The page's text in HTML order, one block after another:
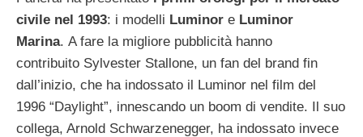
civile nel 1993: i modelli Luminor e Luminor
Marina. A fare la migliore pubblicità hanno
contribuito Sylvester Stallone, un fan del brand fin
dall’inizio, che ha indossato il Luminor nel film del
1996 “Daylight”, innescando un boom di vendite. Il suo
collega, Arnold Schwarzenegger, ha indossato invece